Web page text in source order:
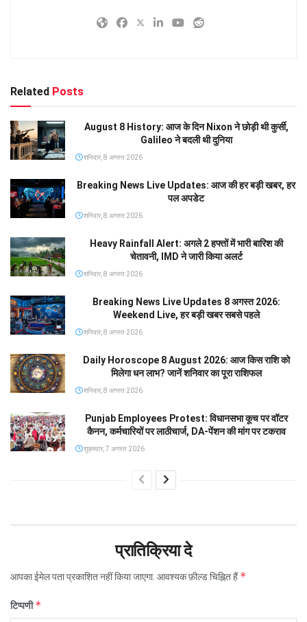
Related Posts
August 8 History: आज के दिन Nixon ने छोड़ी थी कुर्सी,
Galileo ने बदली थी दुनिया
शनिवार, 8 अगस्त 2026
Breaking News Live Updates: आज की हर बड़ी खबर, हर
पल अपडेट
शनिवार, 8 अगस्त 2026
Heavy Rainfall Alert: अगले 2 हफ्तों में भारी बारिश की
चेतावनी, IMD ने जारी किया अलर्ट
शनिवार, 8 अगस्त 2026
Breaking News Live Updates 8 अगस्त 2026:
Weekend Live, हर बड़ी खबर सबसे पहले
शनिवार, 8 अगस्त 2026
Daily Horoscope 8 August 2026: आज किस राशि को
मिलेगा धन लाभ? जानें शनिवार का पूरा राशिफल
शनिवार, 8 अगस्त 2026
Punjab Employees Protest: विधानसभा कूच पर वॉटर
कैनन, कर्मचारियों पर लाठीचार्ज, DA-पेंशन की मांग पर टकराव
शुक्रवार, 7 अगस्त 2026
प्रातिक्रिया दे
आपका ईमेल पता प्रकाशित नहीं किया जाएगा. आवश्यक फ़ील्ड चिह्नित हैं*
टिप्पणी*